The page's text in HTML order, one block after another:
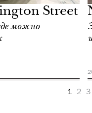
Street
можно
1 2 3